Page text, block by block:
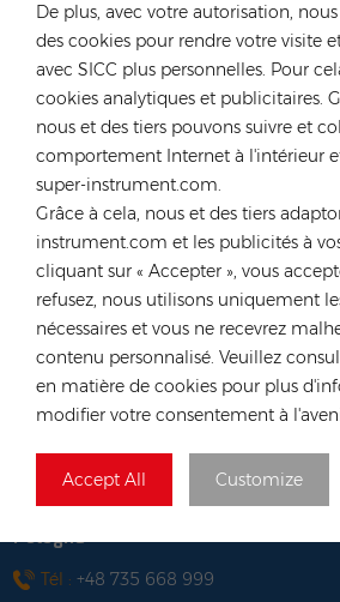
De plus, avec votre autorisation,
des cookies pour rendre votre visite
avec SICC plus personnelles. Pour
cookies analytiques et publicitaires.
nous et des tiers pouvons suivre et
comportement Internet à l'intérieur
super-instrument.com.
Grâce à cela, nous et des tiers
instrument.com et les publicités à
cliquant sur « Accepter », vous
refusez, nous utilisons uniquement
nécessaires et vous ne recevrez
contenu personnalisé. Veuillez
en matière de cookies pour plus
modifier votre consentement à
Accept All Customize
E-mail : anna@rongstar.com
Bureau et entrepôt :
Aldenhoven, Deutschland
Hong Kong
Tél :+852 54222219
E-mail :
hk@rongstar.com
Bureau et entrepôt :39 Kung-Um
Long, Hong Kong
Viêt Nam
E-mail :
vn@rongstar.com
Bureau :102 Phung Van Cung
Entrepôt : 263 Go O Moi, Phu
7, Ho Chi Minh City, Vietnam
Pologne
Tél : +48 735 668 999